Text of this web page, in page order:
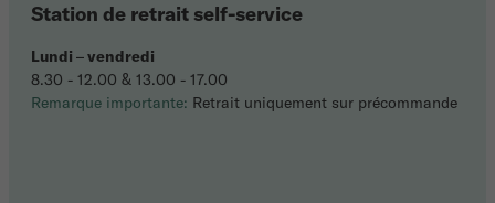
Station de retrait self-service
Lundi –vendredi
8.30 - 12.00 & 13.00 - 17.00
Remarque importante: Retrait uniquement sur précommande